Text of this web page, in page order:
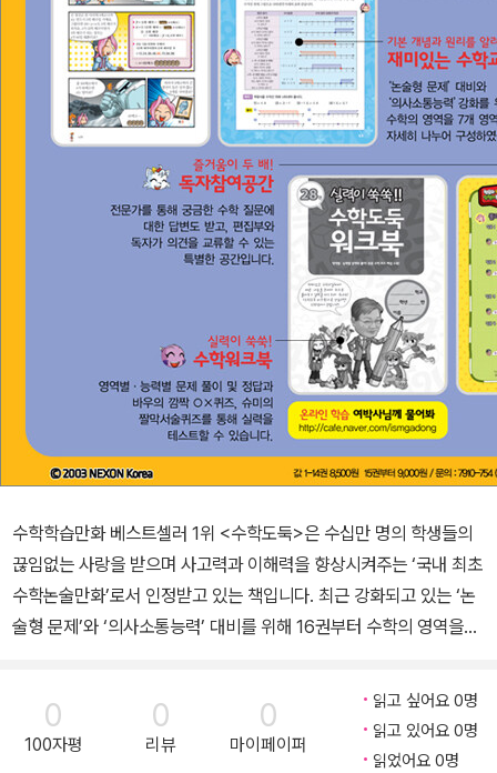
수학학습만화 베스트셀러 1위 <수학도둑>은 수십만 명의 학생들의
끊임없는 사랑을 받으며 사고력과 이해력을 향상시켜주는 ‘국내 최초
수학논술만화’로서 인정받고 있는 책입니다. 최근 강화되고 있는 ‘논
술형 문제’와 ‘의사소통능력’ 대비를 위해 16권부터 수학의 영역을
력’, ‘창의사고력’, ‘의사소통력’, ‘시스템적 사고력’의 6개 수학적 능력
을 키워주고 있습니다. 또한 <수학 워크북>을 부록으로 제공하여 기
0
100자평
0
리뷰
0
마이페이퍼
읽고 싶어요 0명
읽고 있어요 0명
읽었어요 0명